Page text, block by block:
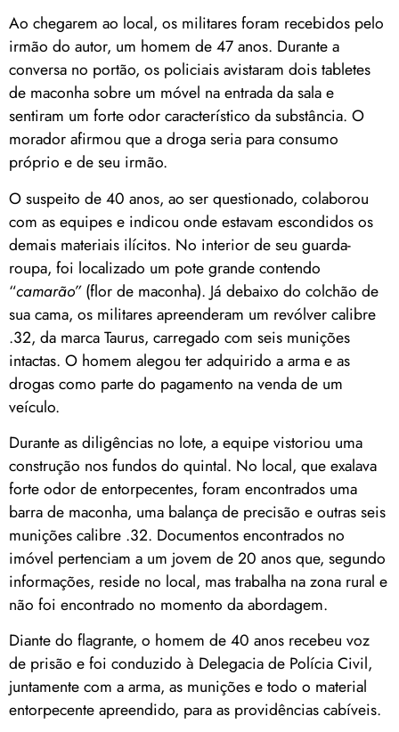
Ao chegarem ao local, os militares foram recebidos pelo
irmão do autor, um homem de 47 anos. Durante a
conversa no portão, os policiais avistaram dois tabletes
de maconha sobre um móvel na entrada da sala e
sentiram um forte odor característico da substância. O
morador afirmou que a droga seria para consumo
próprio e de seu irmão.
O suspeito de 40 anos, ao ser questionado, colaborou
com as equipes e indicou onde estavam escondidos os
demais materiais ilícitos. No interior de seu guarda-
roupa, foi localizado um pote grande contendo
“camarão”(flor de maconha). Já debaixo do colchão de
sua cama, os militares apreenderam um revólver calibre
.32, da marca Taurus, carregado com seis munições
intactas. O homem alegou ter adquirido a arma e as
drogas como parte do pagamento na venda de um
veículo.
Durante as diligências no lote, a equipe vistoriou uma
construção nos fundos do quintal. No local, que exalava
forte odor de entorpecentes, foram encontrados uma
barra de maconha, uma balança de precisão e outras seis
munições calibre .32. Documentos encontrados no
imóvel pertenciam a um jovem de 20 anos que, segundo
informações, reside no local, mas trabalha na zona rural e
não foi encontrado no momento da abordagem.
Diante do flagrante, o homem de 40 anos recebeu voz
de prisão e foi conduzido à Delegacia de Polícia Civil,
juntamente com a arma, as munições e todo o material
entorpecente apreendido, para as providências cabíveis.